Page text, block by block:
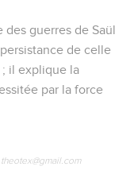
des guerres de Saül
de celle
il explique la
par la force